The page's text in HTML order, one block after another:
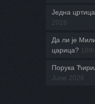
Једна
2026
Да ли је
царица?
Порука
June 2026